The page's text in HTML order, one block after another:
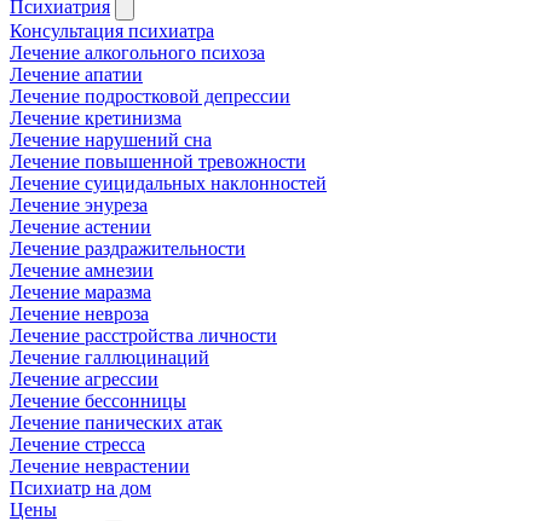
Психиатрия
Консультация психиатра
Лечение алкогольного психоза
Лечение апатии
Лечение подростковой депрессии
Лечение кретинизма
Лечение нарушений сна
Лечение повышенной тревожности
Лечение суицидальных наклонностей
Лечение энуреза
Лечение астении
Лечение раздражительности
Лечение амнезии
Лечение маразма
Лечение невроза
Лечение расстройства личности
Лечение галлюцинаций
Лечение агрессии
Лечение бессонницы
Лечение панических атак
Лечение стресса
Лечение неврастении
Психиатр на дом
Цены